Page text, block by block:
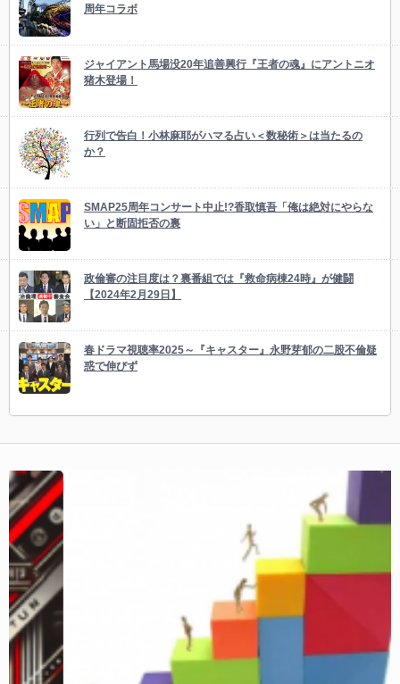
周年コラボ
ジャイアント馬場没20年追善興行『王者の魂』にアントニオ
猪木登場！
行列で告白！小林麻耶がハマる占い＜数秘術＞は当たるの
か？
SMAP25周年コンサート中止!?香取慎吾「俺は絶対にやらな
い」と断固拒否の裏
政倫審の注目度は？裏番組では『救命病棟24時』が健闘
【2024年2月29日】
春ドラマ視聴率2025～『キャスター』永野芽郁の二股不倫疑
惑で伸びず